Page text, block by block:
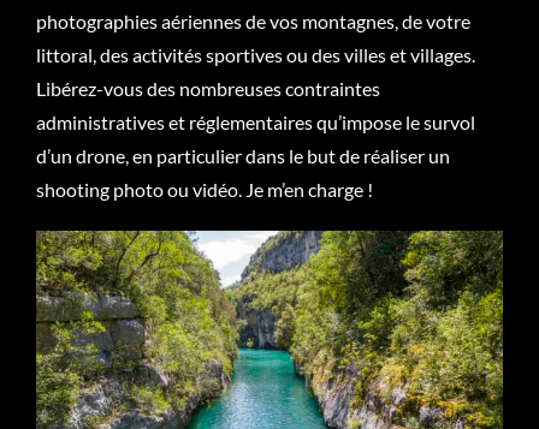
photographies aériennes de vos montagnes, de votre
littoral, des activités sportives ou des villes et villages.
Libérez-vous des nombreuses contraintes
administratives et réglementaires qu’impose le survol
d’un drone, en particulier dans le but de réaliser un
shooting photo ou vidéo. Je m’en charge !